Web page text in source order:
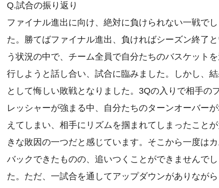
Q.試合の振り返り
ファイナル進出に向け、絶対に負けられない一戦でし
た。勝てばファイナル進出、負ければシーズン終了
う状況の中で、チーム全員で自分たちのバスケット
行しようと話し合い、試合に臨みました。しかし、
として悔しい敗戦となりました。3Qの入りで相手の
レッシャーが強まる中、自分たちのターンオーバー
えてしまい、相手にリズムを掴まれてしまったこと
きな敗因の一つだと感じています。そこから一度は
バックできたものの、追いつくことができませんでし
た。ただ、一試合を通してアップダウンがありながら